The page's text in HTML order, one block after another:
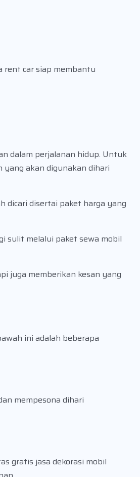
rent car siap membantu
dalam perjalanan hidup. Untuk
yang akan digunakan dihari
dicari disertai paket harga yang
sulit melalui paket sewa mobil
juga memberikan kesan yang
ini adalah beberapa
mempesona dihari
gratis jasa dekorasi mobil